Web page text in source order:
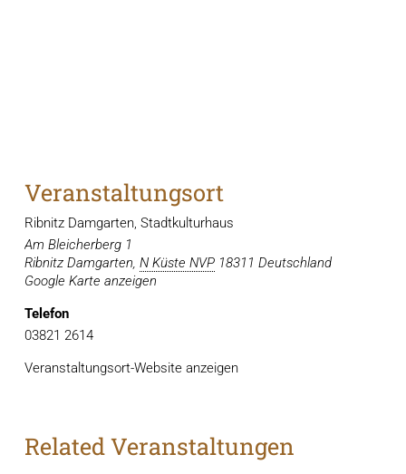
Veranstaltungsort
Ribnitz Damgarten, Stadtkulturhaus
Am Bleicherberg 1
Ribnitz Damgarten, N Küste NVP 18311 Deutschland
Google Karte anzeigen
Telefon
03821 2614
Veranstaltungsort-Website anzeigen
Related Veranstaltungen